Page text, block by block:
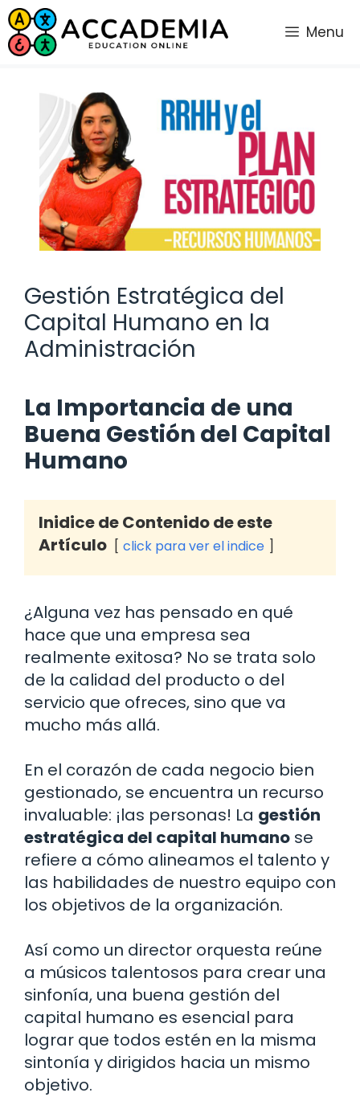
Saltar
al
contenido
Menu
Gestión Estratégica del
Capital Humano en la
Administración
La Importancia de una
Buena Gestión del Capital
Humano
Inidice de Contenido de este
Artículo
click para ver el indice
¿Alguna vez has pensado en qué
hace que una empresa sea
realmente exitosa? No se trata solo
de la calidad del producto o del
servicio que ofreces, sino que va
mucho más allá.
En el corazón de cada negocio bien
gestionado, se encuentra un recurso
invaluable: ¡las personas! La gestión
estratégica del capital humano se
refiere a cómo alineamos el talento y
las habilidades de nuestro equipo con
los objetivos de la organización.
Así como un director orquesta reúne
a músicos talentosos para crear una
sinfonía, una buena gestión del
capital humano es esencial para
lograr que todos estén en la misma
sintonía y dirigidos hacia un mismo
objetivo.